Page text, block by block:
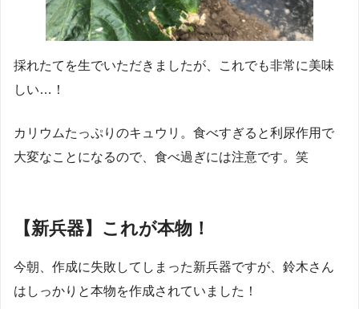
採れたてを生でいただきましたが、これでも非常に美味
しい…！
カリウムたっぷりのキュウリ。食べすぎると利尿作用で
大変なことになるので、食べ過ぎには注意です。笑
【新兵器】これが本物！
今朝、作成に失敗してしまった新兵器ですが、鈴木さん
はしっかりと本物を作成されていました！